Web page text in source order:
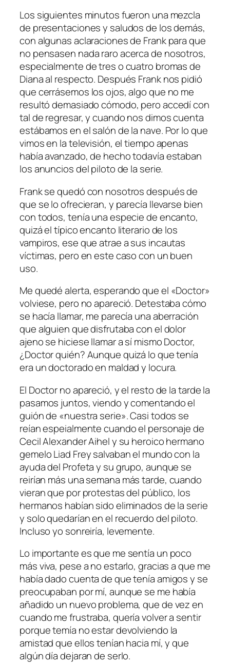
Los siguientes minutos fueron una mezcla
de presentaciones y saludos de los demás,
con algunas aclaraciones de Frank para que
no pensasen nada raro acerca de nosotros,
especialmente de tres o cuatro bromas de
Diana al respecto. Después Frank nos pidió
que cerrásemos los ojos, algo que no me
resultó demasiado cómodo, pero accedí con
tal de regresar, y cuando nos dimos cuenta
estábamos en el salón de la nave. Por lo que
vimos en la televisión, el tiempo apenas
había avanzado, de hecho todavía estaban
los anuncios del piloto de la serie.
Frank se quedó con nosotros después de
que se lo ofrecieran, y parecía llevarse bien
con todos, tenía una especie de encanto,
quizá el típico encanto literario de los
vampiros, ese que atrae a sus incautas
víctimas, pero en este caso con un buen
uso.
Me quedé alerta, esperando que el «Doctor»
volviese, pero no apareció. Detestaba cómo
se hacía llamar, me parecía una aberración
que alguien que disfrutaba con el dolor
ajeno se hiciese llamar a sí mismo Doctor,
¿Doctor quién? Aunque quizá lo que tenía
era un doctorado en maldad y locura.
El Doctor no apareció, y el resto de la tarde la
pasamos juntos, viendo y comentando el
guión de «nuestra serie». Casi todos se
reían espeialmente cuando el personaje de
Cecil Alexander Aihel y su heroico hermano
gemelo Liad Frey salvaban el mundo con la
ayuda del Profeta y su grupo, aunque se
reirían más una semana más tarde, cuando
vieran que por protestas del público, los
hermanos habían sido eliminados de la serie
y solo quedarían en el recuerdo del piloto.
Incluso yo sonreiría, levemente.
Lo importante es que me sentía un poco
más viva, pese a no estarlo, gracias a que me
había dado cuenta de que tenía amigos y se
preocupaban por mí, aunque se me había
añadido un nuevo problema, que de vez en
cuando me frustraba, quería volver a sentir
porque temía no estar devolviendo la
amistad que ellos tenían hacia mí, y que
algún día dejaran de serlo.